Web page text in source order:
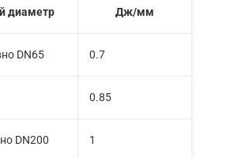
диаметр Дж/мм
DN65 0.7
0.85
DN200 1